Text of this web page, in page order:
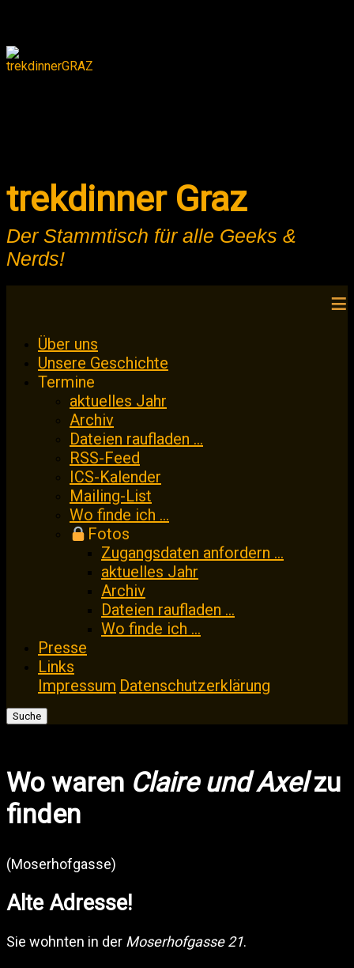
trekdinner Graz
Der Stammtisch für alle Geeks &
Nerds!
Zum
springen
Über uns
Unsere Geschichte
Termine
aktuelles Jahr
Archiv
Dateien raufladen …
RSS-Feed
ICS-Kalender
Mailing-List
Wo finde ich …
Fotos
Zugangsdaten anfordern …
aktuelles Jahr
Archiv
Dateien raufladen …
Wo finde ich …
Presse
Links
Impressum Datenschutzerklärung
Suche
Wo waren Claire und Axelzu
finden
(Moserhofgasse)
Alte Adresse!
Sie wohnten in der Moserhofgasse 21.